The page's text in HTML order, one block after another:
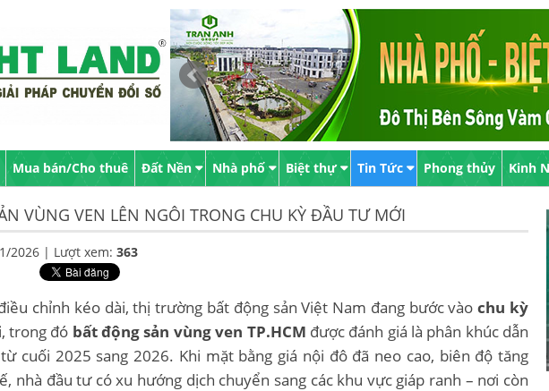
Mua bán/Cho thuê Đất Nền Nhà phố Biệt thự Tin Tức Phong thủy Kinh
VÙNG VEN LÊN NGÔI TRONG CHU KỲ ĐẦU TƯ MỚI
2026 | Lượt xem: 363
chỉnh kéo dài, thị trường bất động sản Việt Nam đang bước vàochu kỳ
, trong đó bất động sản vùng ven TP.HCM được đánh giá là phân khúc dẫn
cuối 2025 sang 2026. Khi mặt bằng giá nội đô đã neo cao, biên độ tăng
nhà đầu tư có xu hướng dịch chuyển sang các khu vực giáp ranh – nơi còn